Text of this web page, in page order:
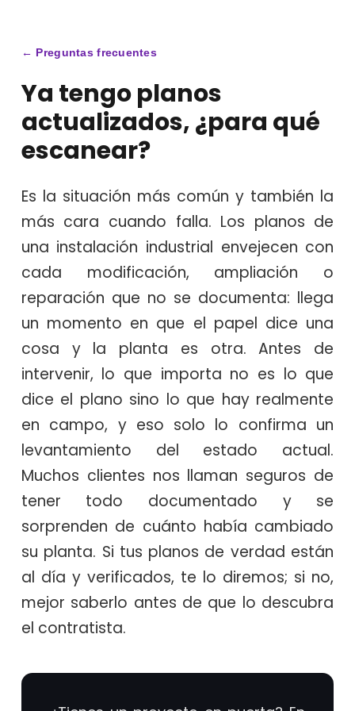
← Preguntas frecuentes
Ya tengo planos
actualizados, ¿para qué
escanear?
Es la situación más común y también la
más cara cuando falla. Los planos de
una instalación industrial envejecen con
cada modificación, ampliación o
reparación que no se documenta: llega
un momento en que el papel dice una
cosa y la planta es otra. Antes de
intervenir, lo que importa no es lo que
dice el plano sino lo que hay realmente
en campo, y eso solo lo confirma un
levantamiento del estado actual.
Muchos clientes nos llaman seguros de
tener todo documentado y se
sorprenden de cuánto había cambiado
su planta. Si tus planos de verdad están
al día y verificados, te lo diremos; si no,
mejor saberlo antes de que lo descubra
el contratista.